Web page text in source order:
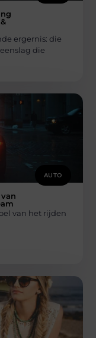
ergernis: die
die
AUTO
van het rijden